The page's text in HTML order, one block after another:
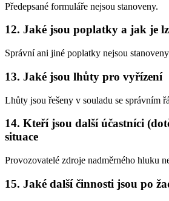
Předepsané formuláře nejsou stanoveny.
12. Jaké jsou poplatky a jak je
Správní ani jiné poplatky nejsou
13. Jaké jsou lhůty pro vyřízení
Lhůty jsou řešeny v souladu se správním
14. Kteří jsou další účastníci
situace
Provozovatelé zdroje nadměrného hluku
15. Jaké další činnosti jsou po